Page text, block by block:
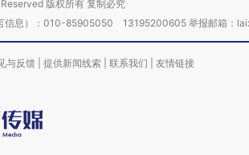
版权所有 复制必究
信息）：010-85905050 13195200605 举报邮箱：
与反馈 提供新闻线索 联系我们 友情链接